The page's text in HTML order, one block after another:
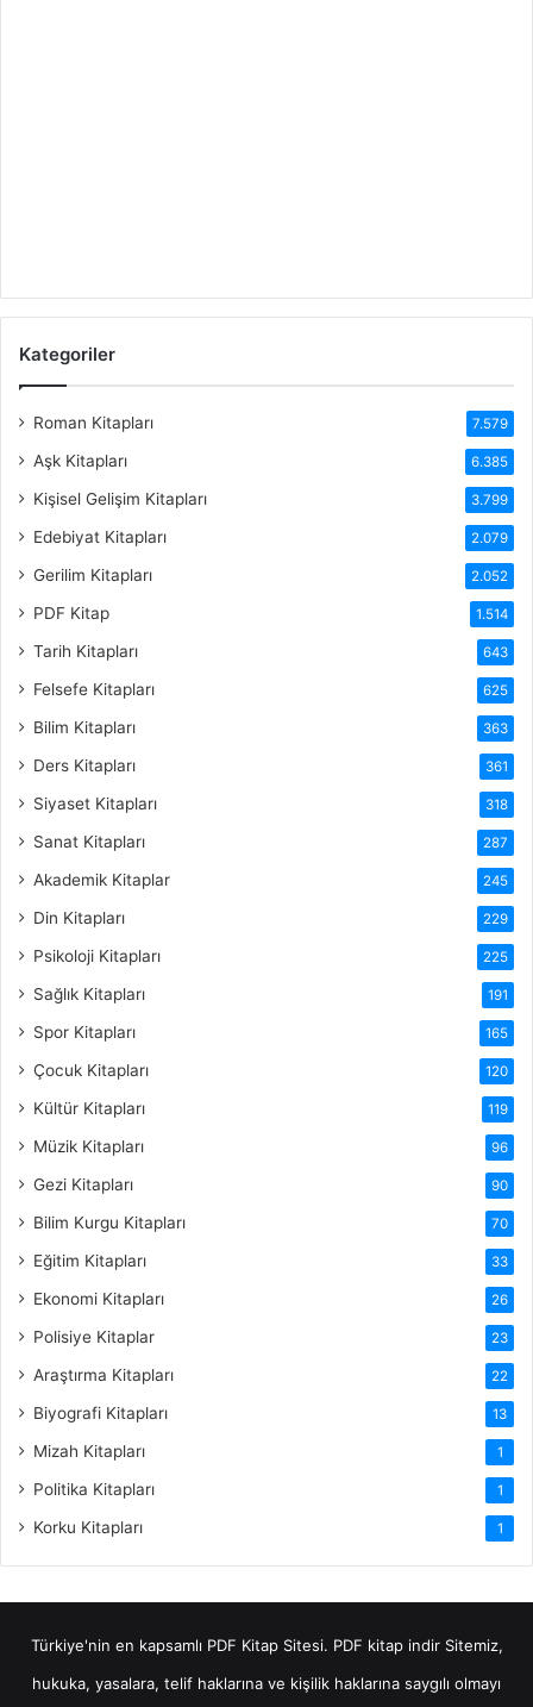
Kategoriler
Roman Kitapları 7.579
Aşk Kitapları 6.385
Kişisel Gelişim Kitapları 3.799
Edebiyat Kitapları 2.079
Gerilim Kitapları 2.052
PDF Kitap 1.514
Tarih Kitapları 643
Felsefe Kitapları 625
Bilim Kitapları 363
Ders Kitapları 361
Siyaset Kitapları 318
Sanat Kitapları 287
Akademik Kitaplar 245
Din Kitapları 229
Psikoloji Kitapları 225
Sağlık Kitapları 191
Spor Kitapları 165
Çocuk Kitapları 120
Kültür Kitapları 119
Müzik Kitapları 96
Gezi Kitapları 90
Bilim Kurgu Kitapları 70
Eğitim Kitapları 33
Ekonomi Kitapları 26
Polisiye Kitaplar 23
Araştırma Kitapları 22
Biyografi Kitapları 13
Mizah Kitapları 1
Politika Kitapları 1
Korku Kitapları 1
Türkiye'nin en kapsamlı PDF Kitap Sitesi. PDF kitap indirSitemiz,
hukuka, yasalara, telif haklarına ve kişilik haklarına saygılı olmayı